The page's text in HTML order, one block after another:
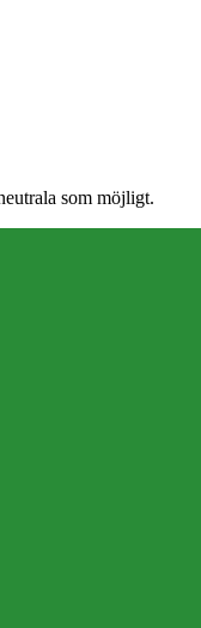
som möjligt.